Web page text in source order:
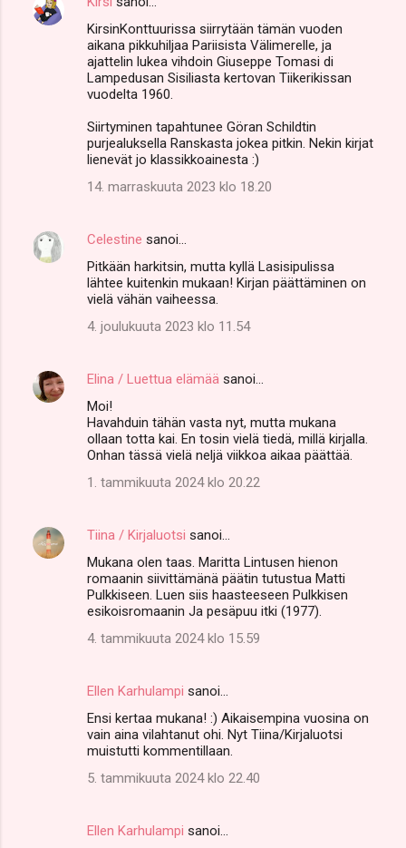
KirsinKonttuurissa siirrytään tämän vuoden
aikana pikkuhiljaa Pariisista Välimerelle, ja
ajattelin lukea vihdoin Giuseppe Tomasi di
Lampedusan Sisiliasta kertovan Tiikerikissan
vuodelta 1960.
Siirtyminen tapahtunee Göran Schildtin
purjealuksella Ranskasta jokea pitkin. Nekin kirjat
lienevät jo klassikkoainesta :)
14. marraskuuta 2023 klo 18.20
Celestine sanoi…
Pitkään harkitsin, mutta kyllä Lasisipulissa
lähtee kuitenkin mukaan! Kirjan päättäminen on
vielä vähän vaiheessa.
4. joulukuuta 2023 klo 11.54
Elina / Luettua elämää sanoi…
Moi!
Havahduin tähän vasta nyt, mutta mukana
ollaan totta kai. En tosin vielä tiedä, millä kirjalla.
Onhan tässä vielä neljä viikkoa aikaa päättää.
1. tammikuuta 2024 klo 20.22
Tiina / Kirjaluotsi sanoi…
Mukana olen taas. Maritta Lintusen hienon
romaanin siivittämänä päätin tutustua Matti
Pulkkiseen. Luen siis haasteeseen Pulkkisen
esikoisromaanin Ja pesäpuu itki (1977).
4. tammikuuta 2024 klo 15.59
Ellen Karhulampi sanoi…
Ensi kertaa mukana! :) Aikaisempina vuosina on
vain aina vilahtanut ohi. Nyt Tiina/Kirjaluotsi
muistutti kommentillaan.
5. tammikuuta 2024 klo 22.40
Ellen Karhulampi sanoi…